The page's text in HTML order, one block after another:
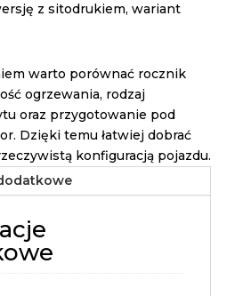
z sitodrukiem, wariant
warto porównać rocznik
ogrzewania, rodzaj
oraz przygotowanie pod
Dzięki temu łatwiej dobrać
konfiguracją pojazdu.